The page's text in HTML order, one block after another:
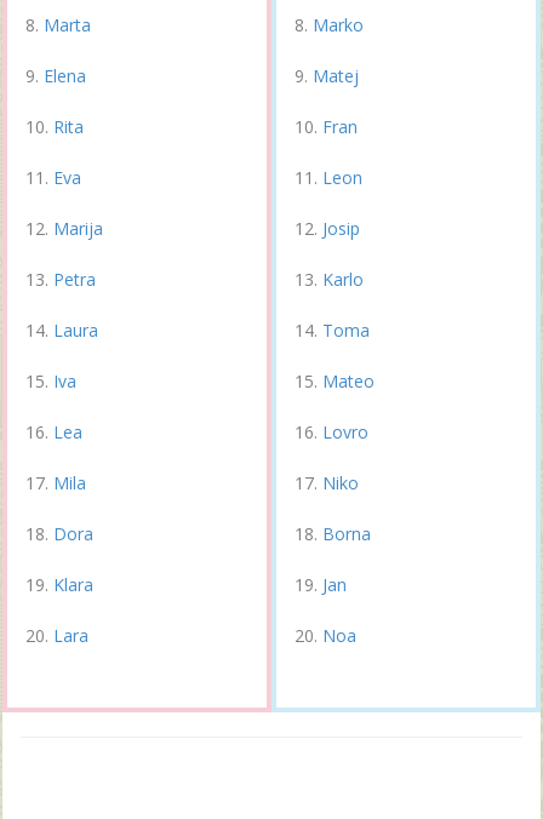
Marta
Elena
Rita
Eva
Marija
Petra
Laura
Iva
Lea
Mila
Dora
Klara
Lara
Marko
Matej
Fran
Leon
Josip
Karlo
Toma
Mateo
Lovro
Niko
Borna
Jan
Noa